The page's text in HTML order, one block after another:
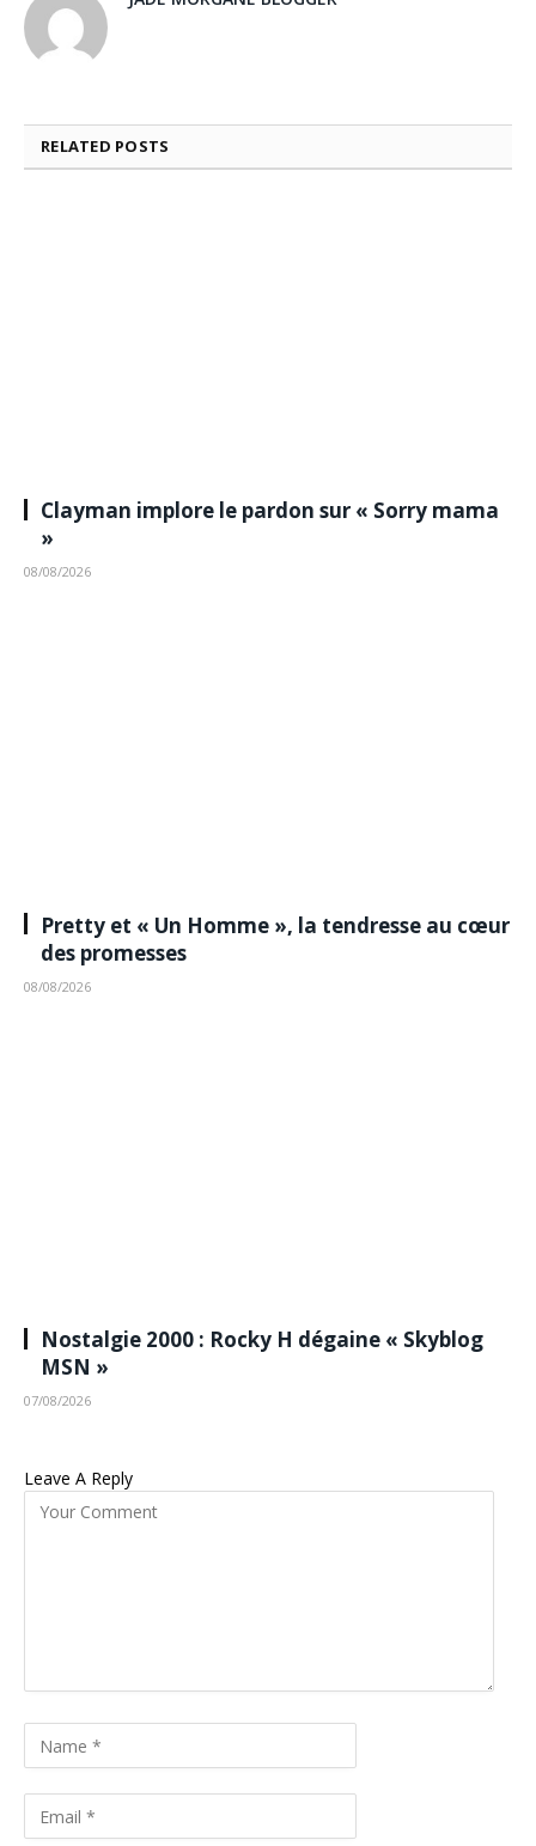
RELATED POSTS
Clayman implore le pardon sur « Sorry mama
»
08/08/2026
Pretty et « Un Homme », la tendresse au cœur
des promesses
08/08/2026
Nostalgie 2000 : Rocky H dégaine « Skyblog
MSN »
07/08/2026
Leave A Reply